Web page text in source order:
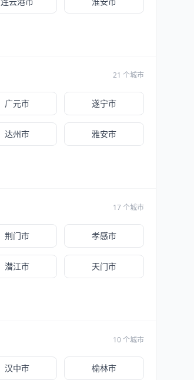
21 个城市
广元市 遂宁市
达州市 雅安市
17 个城市
荆门市 孝感市
潜江市 天门市
10 个城市
汉中市 榆林市